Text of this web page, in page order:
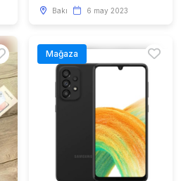
Bakı 6 may 2023
Mağaza